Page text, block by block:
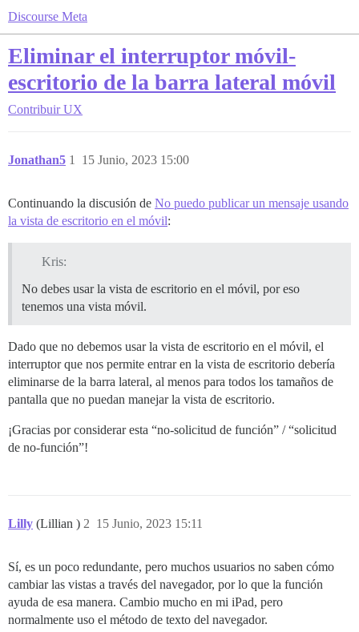
Discourse Meta
Eliminar el interruptor móvil-
escritorio de la barra lateral móvil
Contribuir UX
Jonathan5 15 Junio, 2023 15:00
1
Continuando la discusión de No puedo publicar un mensaje usando
la vista de escritorio en el móvil:
Kris:
No debes usar la vista de escritorio en el móvil, por eso
tenemos una vista móvil.
Dado que no debemos usar la vista de escritorio en el móvil, el
interruptor que nos permite entrar en la vista de escritorio debería
eliminarse de la barra lateral, al menos para todos los tamaños de
pantalla que no puedan manejar la vista de escritorio.
¡Gracias por considerar esta “no-solicitud de función” / “solicitud
de no-función”!
Lilly (Lillian ) 15 Junio, 2023 15:11
2
Sí, es un poco redundante, pero muchos usuarios no saben cómo
cambiar las vistas a través del navegador, por lo que la función
ayuda de esa manera. Cambio mucho en mi iPad, pero
normalmente uso el método de texto del navegador.